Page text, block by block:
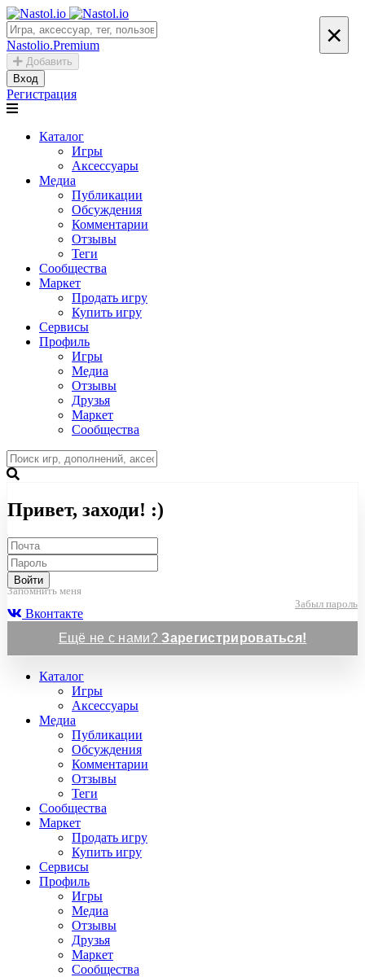
Nastolio.Premium
Добавить
Вход
Регистрация
Каталог
Игры
Аксессуары
Медиа
Публикации
Обсуждения
Комментарии
Отзывы
Теги
Сообщества
Маркет
Продать игру
Купить игру
Сервисы
Профиль
Игры
Медиа
Отзывы
Друзья
Маркет
Сообщества
×
Привет, заходи! :)
Войти
Запомнить меня
Забыл пароль
Вконтакте
Ещё не с нами?Зарегистрироваться!
Каталог
Игры
Аксессуары
Медиа
Публикации
Обсуждения
Комментарии
Отзывы
Теги
Сообщества
Маркет
Продать игру
Купить игру
Сервисы
Профиль
Игры
Медиа
Отзывы
Друзья
Маркет
Сообщества